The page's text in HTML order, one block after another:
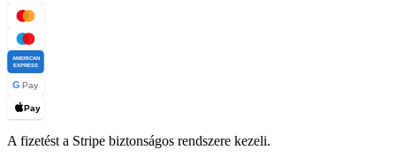
AMERICAN
EXPRESS
G Pay
Pay
A fizetést a Stripe biztonságos rendszere kezeli.